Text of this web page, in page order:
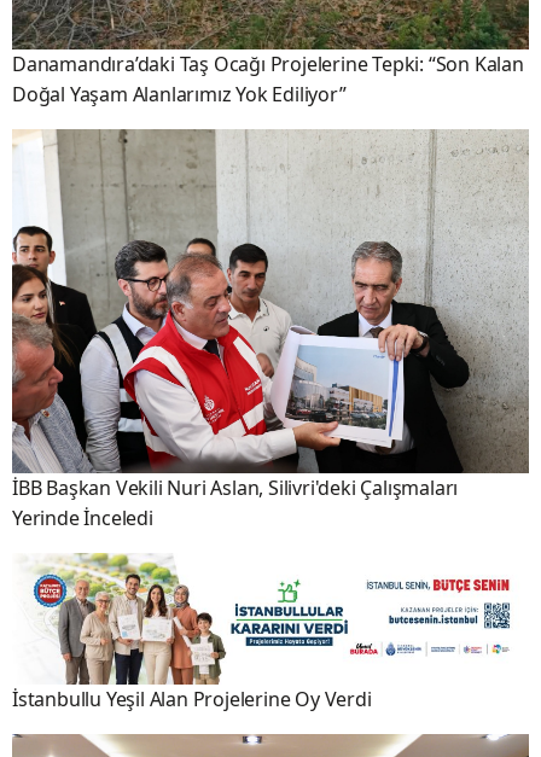
Danamandıra’daki Taş Ocağı Projelerine Tepki: “Son Kalan
Doğal Yaşam Alanlarımız Yok Ediliyor”
İBB Başkan Vekili Nuri Aslan, Silivri'deki Çalışmaları
Yerinde İnceledi
İstanbullu Yeşil Alan Projelerine Oy Verdi